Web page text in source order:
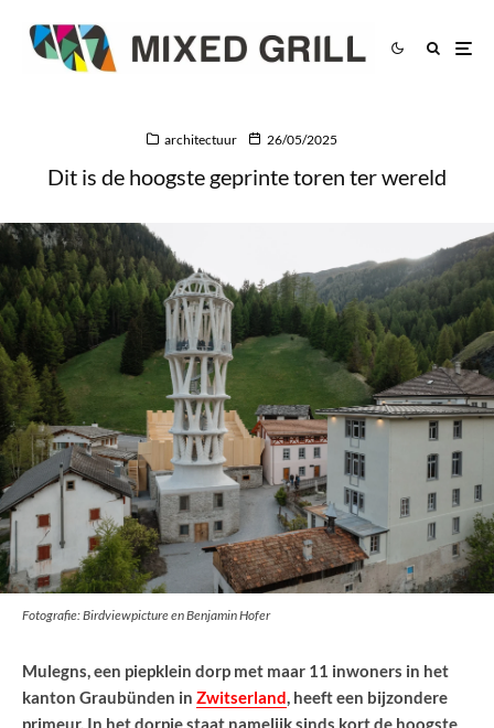
architectuur 26/05/2025
Dit is de hoogste geprinte toren ter wereld
Fotografie: Birdviewpicture en Benjamin Hofer
Mulegns, een piepklein dorp met maar 11 inwoners in het
kanton Graubünden in Zwitserland, heeft een bijzondere
primeur. In het dorpje staat namelijk sinds kort de hoogste